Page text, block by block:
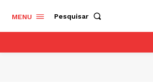
MENU Pesquisar